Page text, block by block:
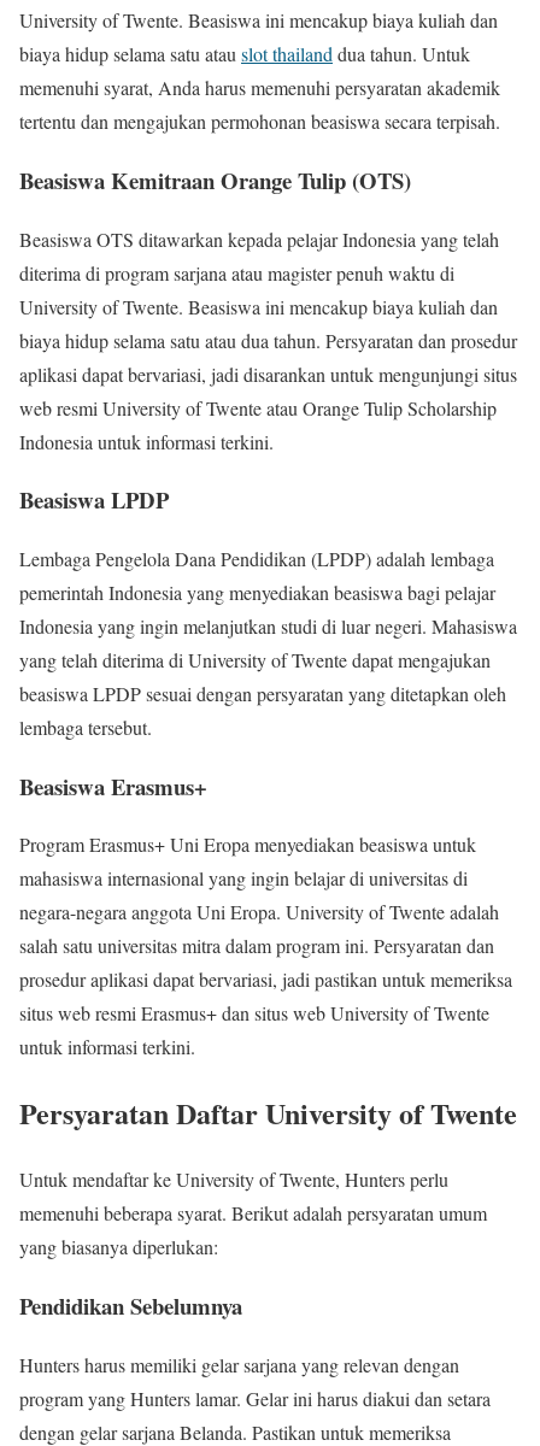
University of Twente. Beasiswa ini mencakup biaya kuliah dan
biaya hidup selama satu atau slot thailand dua tahun. Untuk
memenuhi syarat, Anda harus memenuhi persyaratan akademik
tertentu dan mengajukan permohonan beasiswa secara terpisah.
Beasiswa Kemitraan Orange Tulip (OTS)
Beasiswa OTS ditawarkan kepada pelajar Indonesia yang telah
diterima di program sarjana atau magister penuh waktu di
University of Twente. Beasiswa ini mencakup biaya kuliah dan
biaya hidup selama satu atau dua tahun. Persyaratan dan prosedur
aplikasi dapat bervariasi, jadi disarankan untuk mengunjungi situs
web resmi University of Twente atau Orange Tulip Scholarship
Indonesia untuk informasi terkini.
Beasiswa LPDP
Lembaga Pengelola Dana Pendidikan (LPDP) adalah lembaga
pemerintah Indonesia yang menyediakan beasiswa bagi pelajar
Indonesia yang ingin melanjutkan studi di luar negeri. Mahasiswa
yang telah diterima di University of Twente dapat mengajukan
beasiswa LPDP sesuai dengan persyaratan yang ditetapkan oleh
lembaga tersebut.
Beasiswa Erasmus+
Program Erasmus+ Uni Eropa menyediakan beasiswa untuk
mahasiswa internasional yang ingin belajar di universitas di
negara-negara anggota Uni Eropa. University of Twente adalah
salah satu universitas mitra dalam program ini. Persyaratan dan
prosedur aplikasi dapat bervariasi, jadi pastikan untuk memeriksa
situs web resmi Erasmus+ dan situs web University of Twente
untuk informasi terkini.
Persyaratan Daftar University of Twente
Untuk mendaftar ke University of Twente, Hunters perlu
memenuhi beberapa syarat. Berikut adalah persyaratan umum
yang biasanya diperlukan:
Pendidikan Sebelumnya
Hunters harus memiliki gelar sarjana yang relevan dengan
program yang Hunters lamar. Gelar ini harus diakui dan setara
dengan gelar sarjana Belanda. Pastikan untuk memeriksa